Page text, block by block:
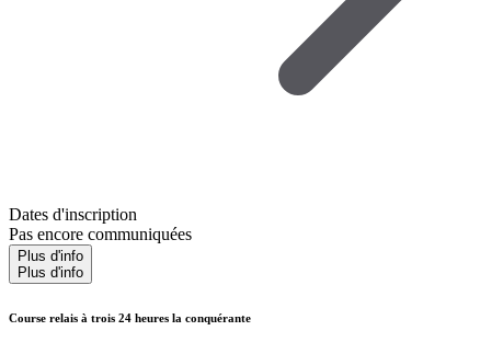
Dates d'inscription
Pas encore communiquées
Plus d'info
Plus d'info
Course relais à trois 24 heures la conquérante